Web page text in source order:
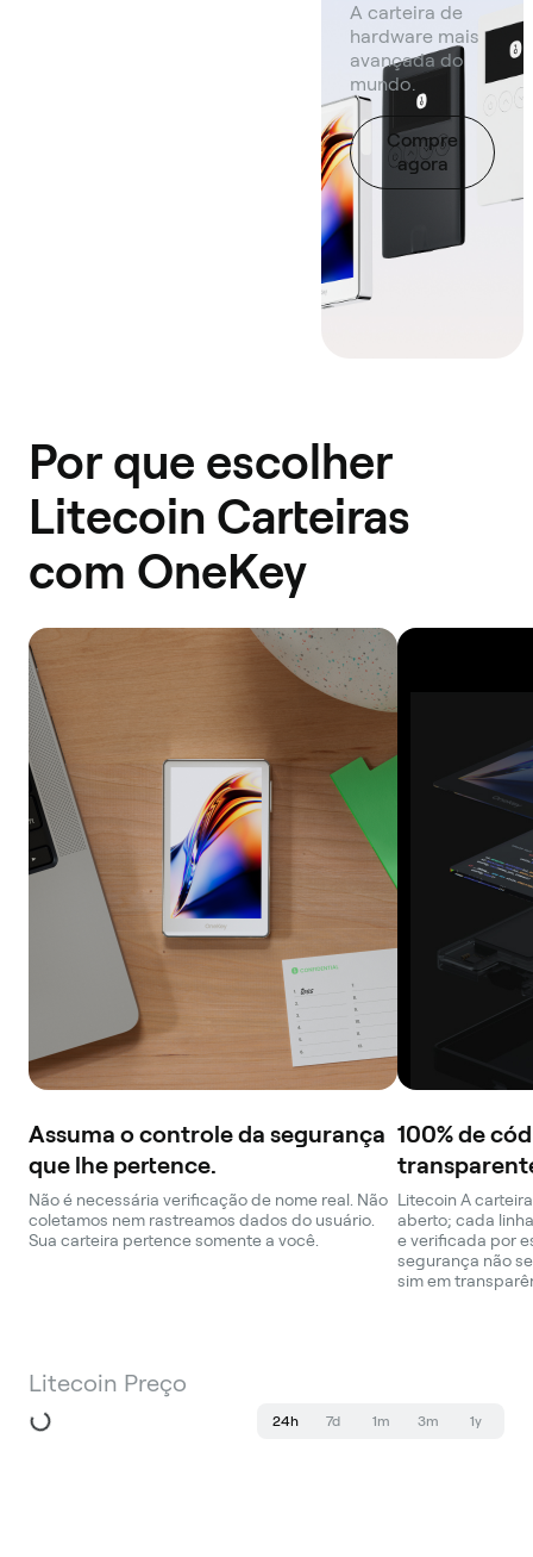
A carteira de
hardware mais
avançada do
mundo.
Compre
agora
Por que escolher
Litecoin Carteiras
com OneKey
Assuma o controle da segurança
que lhe pertence.
Não é necessária verificação de nome real. Não
coletamos nem rastreamos dados do usuário.
Sua carteira pertence somente a você.
100% de
Litecoin A
aberto; cada
e verificada por
segurança não
sim em
Litecoin Preço
24h 7d 1m 3m 1y